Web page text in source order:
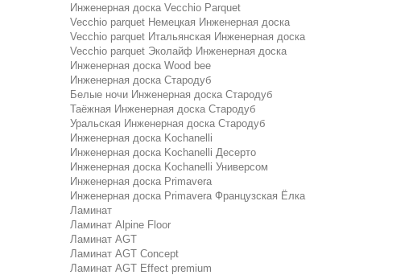
Инженерная доска Vecchio Parquet
Vecchio parquet Немецкая Инженерная доска
Vecchio parquet Итальянская Инженерная доска
Vecchio parquet Эколайф Инженерная доска
Инженерная доска Wood bee
Инженерная доска Стародуб
Белые ночи Инженерная доска Стародуб
Таёжная Инженерная доска Стародуб
Уральская Инженерная доска Стародуб
Инженерная доска Kochanelli
Инженерная доска Kochanelli Десерто
Инженерная доска Kochanelli Универсом
Инженерная доска Primavera
Инженерная доска Primavera Французская Ёлка
Ламинат
Ламинат Alpine Floor
Ламинат AGT
Ламинат AGT Concept
Ламинат AGT Effect premium